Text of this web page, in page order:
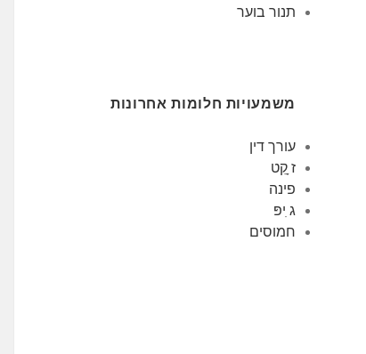
תנור בוער
משמעויות חלומות אחרונות
עורך דין
ז ָקֵט
פינה
ג ִיפּ
חמוסים